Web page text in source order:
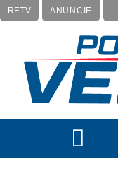
RFTV ANUNCIE